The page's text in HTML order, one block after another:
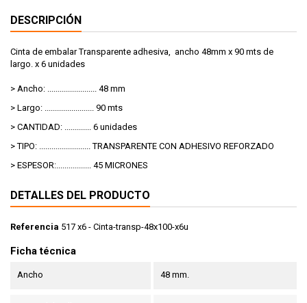
DESCRIPCIÓN
Cinta de embalar Transparente adhesiva, ancho 48mm x 90 mts de
largo. x 6 unidades
> Ancho: ........................ 48 mm
> Largo: ........................ 90 mts
> CANTIDAD: ............. 6 unidades
> TIPO: ......................... TRANSPARENTE CON ADHESIVO REFORZADO
> ESPESOR:................. 45 MICRONES
DETALLES DEL PRODUCTO
Referencia 517 x6 - Cinta-transp-48x100-x6u
Ficha técnica
Ancho 48 mm.